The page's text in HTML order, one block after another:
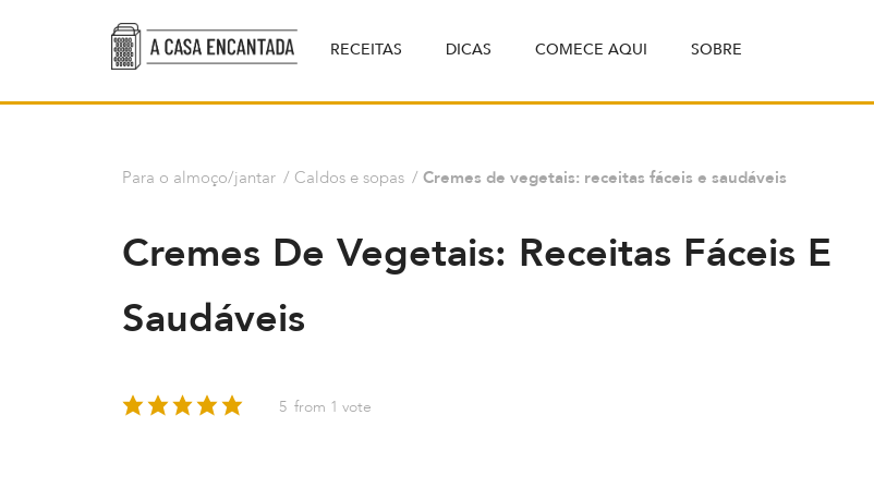
RECEITAS DICAS COMECE AQUI SOBRE
Para o almoço/jantar / Caldos e sopas / Cremes de vegetais: receitas fáceis e saudáveis
Cremes De Vegetais: Receitas Fáceis E
Saudáveis
5 from 1 vote